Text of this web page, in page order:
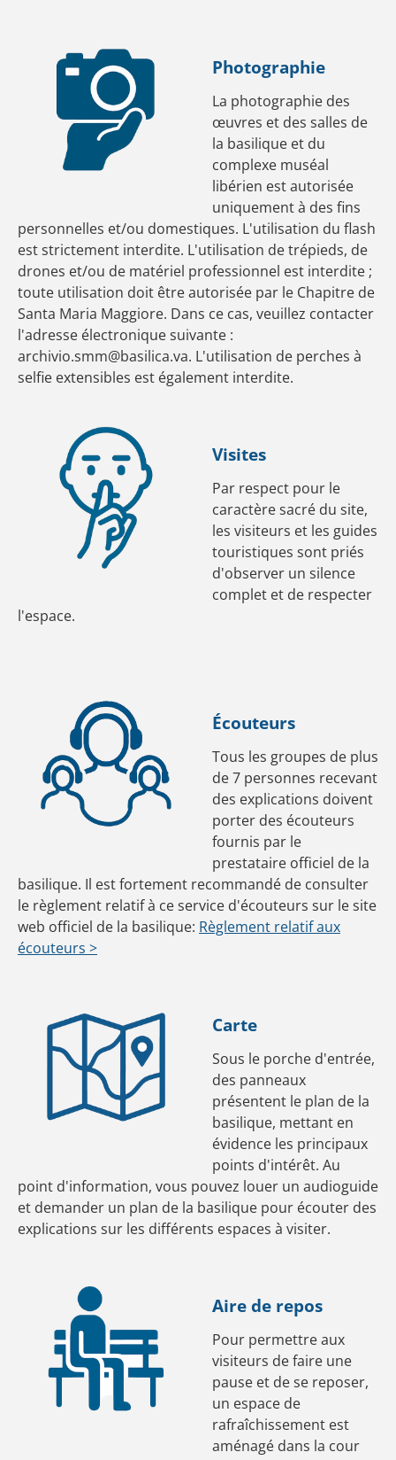
Photographie
La photographie des
œuvres et des salles de
la basilique et du
complexe muséal
libérien est autorisée
uniquement à des fins
personnelles et/ou domestiques. L'utilisation du flash
est strictement interdite. L'utilisation de trépieds, de
drones et/ou de matériel professionnel est interdite ;
toute utilisation doit être autorisée par le Chapitre de
Santa Maria Maggiore. Dans ce cas, veuillez contacter
l'adresse électronique suivante :
archivio.smm@basilica.va. L'utilisation de perches à
selfie extensibles est également interdite.
Visites
Par respect pour le
caractère sacré du site,
les visiteurs et les guides
touristiques sont priés
d'observer un silence
complet et de respecter
l'espace.
Écouteurs
Tous les groupes de plus
de 7 personnes recevant
des explications doivent
porter des écouteurs
fournis par le
prestataire officiel de la
basilique. Il est fortement recommandé de consulter
le règlement relatif à ce service d'écouteurs sur le site
web officiel de la basilique: Règlement relatif aux
écouteurs >
Carte
Sous le porche d'entrée,
des panneaux
présentent le plan de la
basilique, mettant en
évidence les principaux
points d'intérêt. Au
point d'information, vous pouvez louer un audioguide
et demander un plan de la basilique pour écouter des
explications sur les différents espaces à visiter.
Aire de repos
Pour permettre aux
visiteurs de faire une
pause et de se reposer,
un espace de
rafraîchissement est
aménagé dans la cour